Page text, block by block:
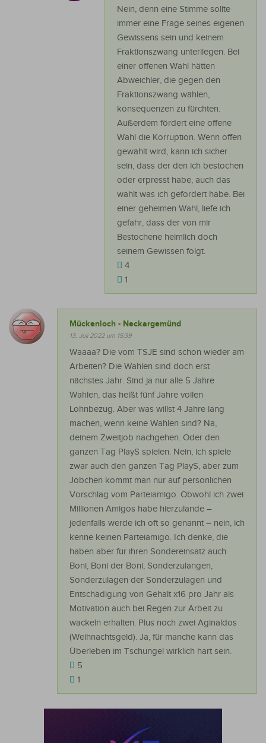
Nein, denn eine Stimme sollte
immer eine Frage seines eigenen
Gewissens sein und keinem
Fraktionszwang unterliegen. Bei
einer offenen Wahl hätten
Abweichler, die gegen den
Fraktionszwang wählen,
konsequenzen zu fürchten.
Außerdem fördert eine offene
Wahl die Korruption. Wenn offen
gewählt wird, kann ich sicher
sein, dass der den ich bestochen
oder erpresst habe, auch das
wählt was ich gefordert habe. Bei
einer geheimen Wahl, liefe ich
gefahr, dass der von mir
Bestochene heimlich doch
seinem Gewissen folgt.
4
1
Mückenloch - Neckargemünd
13. Juli 2022 um 15:39
Waaaa? Die vom TSJE sind schon wieder am
Arbeiten? Die Wahlen sind doch erst
nächstes Jahr. Sind ja nur alle 5 Jahre
Wahlen, das heißt fünf Jahre vollen
Lohnbezug. Aber was willst 4 Jahre lang
machen, wenn keine Wahlen sind? Na,
deinem Zweitjob nachgehen. Oder den
ganzen Tag PlayS spielen. Nein, ich spiele
zwar auch den ganzen Tag PlayS, aber zum
Jöbchen kommt man nur auf persönlichen
Vorschlag vom Parteiamigo. Obwohl ich zwei
Millionen Amigos habe hierzulande –
jedenfalls werde ich oft so genannt – nein, ich
kenne keinen Parteiamigo. Ich denke, die
haben aber für ihren Sondereinsatz auch
Boni, Boni der Boni, Sonderzulangen,
Sonderzulagen der Sonderzulagen und
Entschädigung von Gehalt x16 pro Jahr als
Motivation auch bei Regen zur Arbeit zu
wackeln erhalten. Plus noch zwei Aginaldos
(Weihnachtsgeld). Ja, für manche kann das
Überleben im Tschungel wirklich hart sein.
5
1